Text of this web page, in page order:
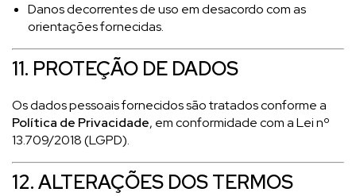
Danos decorrentes de uso em desacordo com as
orientações fornecidas.
11. PROTEÇÃO DE DADOS
Os dados pessoais fornecidos são tratados conforme a
Política de Privacidade, em conformidade com a Lei nº
13.709/2018 (LGPD).
12. ALTERAÇÕES DOS TERMOS